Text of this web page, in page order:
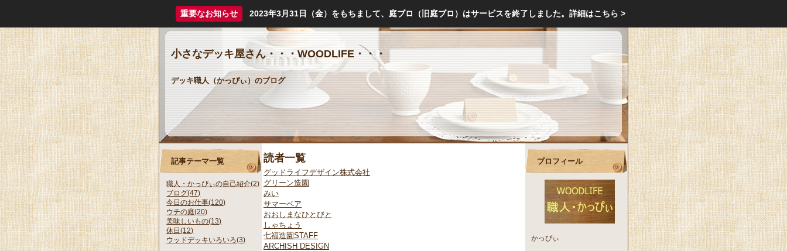
重要なお知らせ 2023年3月31日（金）をもちまして、庭ブロ（旧庭ブロ）はサービスを終了しました。 詳細はこちら >
小さなデッキ屋さん・・・WOODLIFE・・・
デッキ職人（かっぴぃ）のブログ
読者一覧
グッドライフデザイン株式会社
グリーン造園
みい
サマーベア
おおしまなひとびと
しゃちょう
七福造園STAFF
ARCHISH DESIGN
記事テーマ一覧
職人・かっぴぃの自己紹介(2)
ブログ(47)
今日のお仕事(120)
ウチの庭(20)
美味しいもの(13)
休日(12)
ウッドデッキいろいろ(3)
プロフィール
かっぴぃ